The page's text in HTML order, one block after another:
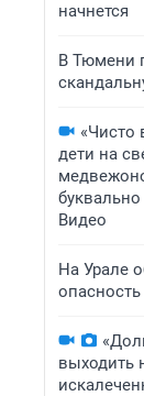
начнется
В Тюмени
«Чисто
дети на
буквально
Видео
На Урале
опасность
выходить